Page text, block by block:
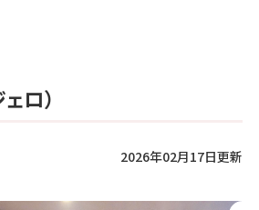
ロ）
2026年02月17日更新